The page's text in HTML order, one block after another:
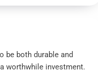
be both durable and
worthwhile investment.